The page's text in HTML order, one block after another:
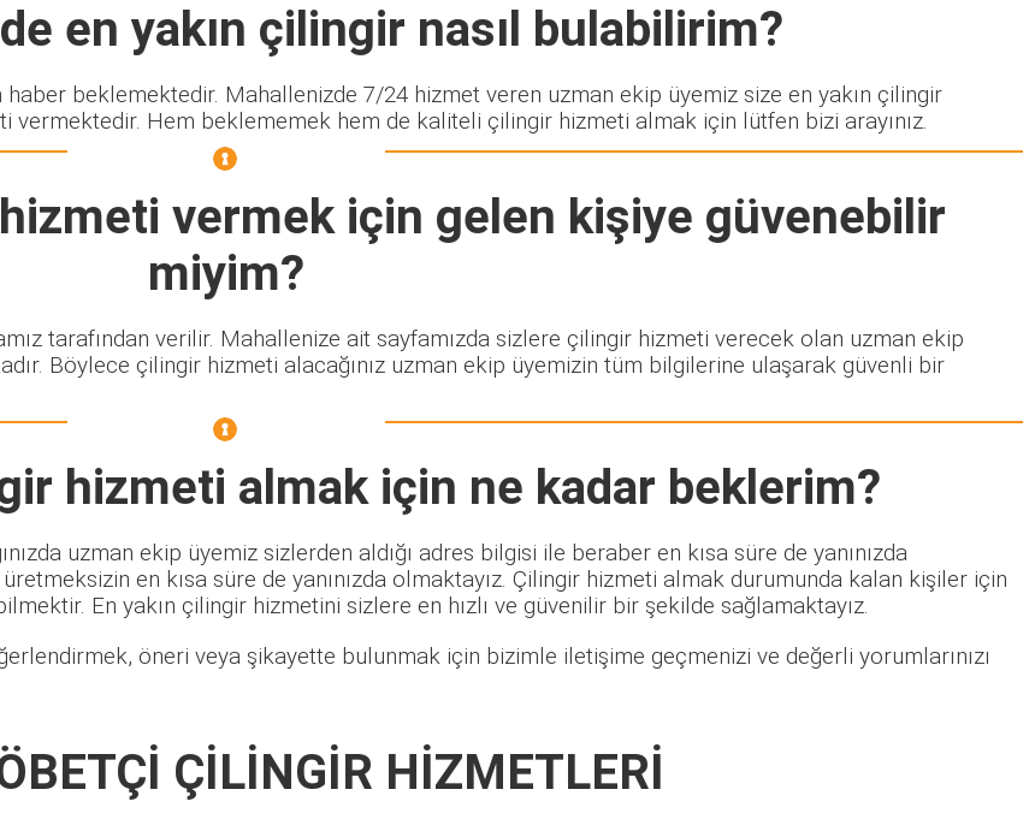
en yakın çilingir nasıl bulabilirim?
beklemektedir. Mahallenizde 7/24 hizmet veren uzman ekip üyemiz size en yakın çilingir
Hem beklememek hem de kaliteli çilingir hizmeti almak için lütfen bizi arayınız.
hizmeti vermek için gelen kişiye güvenebilir
miyim?
tarafından verilir. Mahallenize ait sayfamızda sizlere çilingir hizmeti verecek olan uzman ekip
Böylece çilingir hizmeti alacağınız uzman ekip üyemizin tüm bilgilerine ulaşarak güvenli bir
hizmeti almak için ne kadar beklerim?
uzman ekip üyemiz sizlerden aldığı adres bilgisi ile beraber en kısa süre de yanınızda
en kısa süre de yanınızda olmaktayız. Çilingir hizmeti almak durumunda kalan kişiler için
En yakın çilingir hizmetini sizlere en hızlı ve güvenilir bir şekilde sağlamaktayız.
öneri veya şikayette bulunmak için bizimle iletişime geçmenizi ve değerli yorumlarınızı
ÇİLİNGİR HİZMETLERİ